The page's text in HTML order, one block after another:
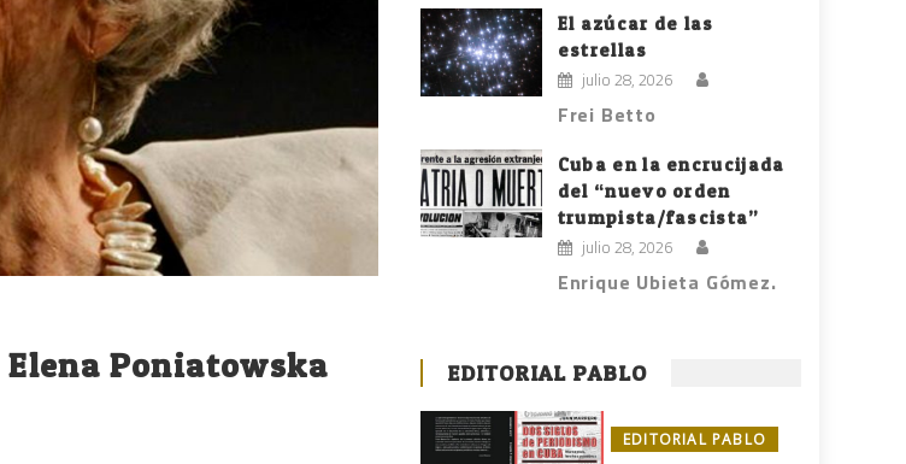
Poniatowska
El azúcar de las
estrellas
julio 28, 2026
Frei Betto
Cuba en la encrucijada
del “nuevo orden
trumpista/fascista”
julio 28, 2026
Enrique Ubieta Gómez.
EDITORIAL PABLO
EDITORIAL PABLO